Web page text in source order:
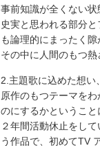
事前知識が全くない状
史実と思われる部分
も論理的にまったく隙
その中に人間のもつ
2.主題歌に込めた想い
原作のもつテーマを
のにするかということ
２年間活動休止をし
う作品で、初めてTV